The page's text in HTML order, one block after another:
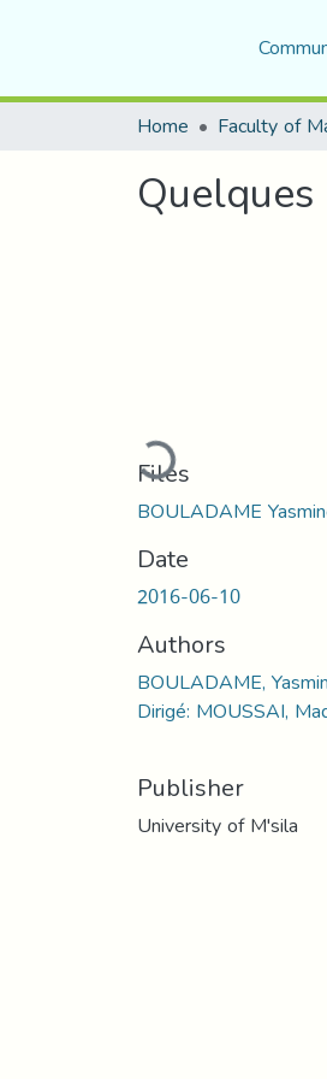
Home
Loading...
Files
BOULADAME
Date
2016-06-10
Authors
BOULADAME,
Dirigé: MOUSSAI,
Publisher
University of M'sila